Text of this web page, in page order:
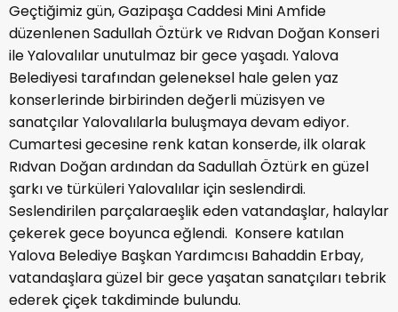
Geçtiğimiz gün, Gazipaşa Caddesi Mini Amfide
düzenlenen Sadullah Öztürk ve Rıdvan Doğan Konseri
ile Yalovalılar unutulmaz bir gece yaşadı. Yalova
Belediyesi tarafından geleneksel hale gelen yaz
konserlerinde birbirinden değerli müzisyen ve
sanatçılar Yalovalılarla buluşmaya devam ediyor.
Cumartesi gecesine renk katan konserde, ilk olarak
Rıdvan Doğan ardından da Sadullah Öztürk en güzel
şarkı ve türküleri Yalovalılar için seslendirdi.
Seslendirilen parçalaraeşlik eden vatandaşlar, halaylar
çekerek gece boyunca eğlendi. Konsere katılan
Yalova Belediye Başkan Yardımcısı Bahaddin Erbay,
vatandaşlara güzel bir gece yaşatan sanatçıları tebrik
ederek çiçek takdiminde bulundu.